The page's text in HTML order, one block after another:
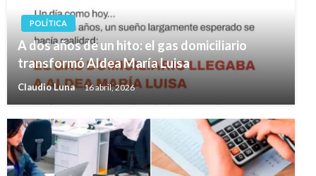
POLÍTICA
A dos años de un hito: el gas domiciliario
transformó Aldea María Luisa
Claudio Luna 16 abril, 2026